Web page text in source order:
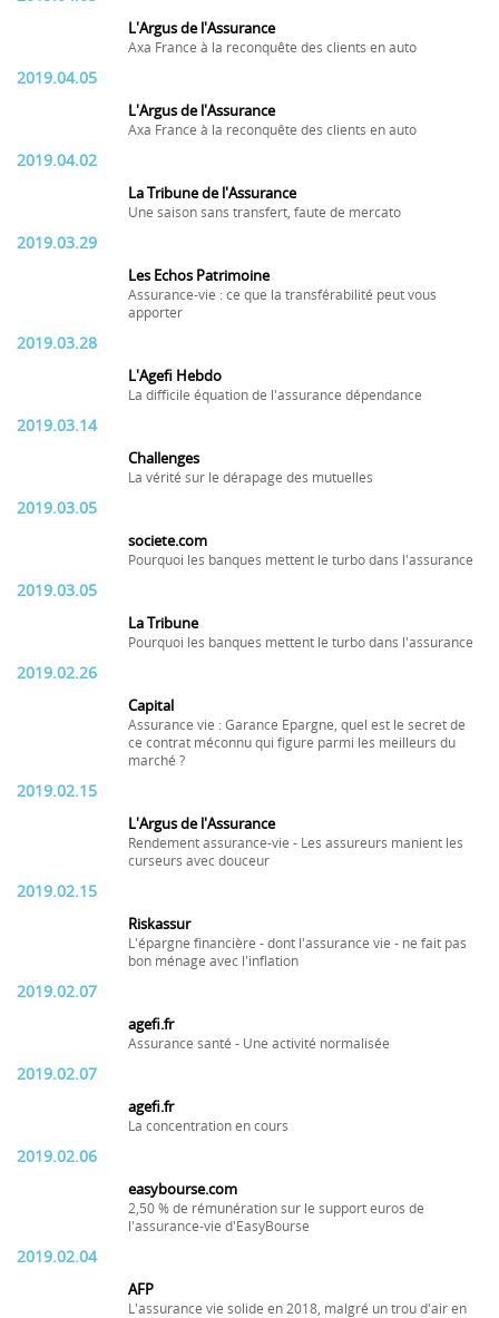
L'Argus de l'Assurance
Axa France à la reconquête des clients en auto
2019.04.05
L'Argus de l'Assurance
Axa France à la reconquête des clients en auto
2019.04.02
La Tribune de l'Assurance
Une saison sans transfert, faute de mercato
2019.03.29
Les Echos Patrimoine
Assurance-vie : ce que la transférabilité peut vous
apporter
2019.03.28
L'Agefi Hebdo
La difficile équation de l'assurance dépendance
2019.03.14
Challenges
La vérité sur le dérapage des mutuelles
2019.03.05
societe.com
Pourquoi les banques mettent le turbo dans l'assurance
2019.03.05
La Tribune
Pourquoi les banques mettent le turbo dans l'assurance
2019.02.26
Capital
Assurance vie : Garance Epargne, quel est le secret de
ce contrat méconnu qui figure parmi les meilleurs du
marché ?
2019.02.15
L'Argus de l'Assurance
Rendement assurance-vie - Les assureurs manient les
curseurs avec douceur
2019.02.15
Riskassur
L'épargne financière - dont l'assurance vie - ne fait pas
bon ménage avec l'inflation
2019.02.07
agefi.fr
Assurance santé - Une activité normalisée
2019.02.07
agefi.fr
La concentration en cours
2019.02.06
easybourse.com
2,50 % de rémunération sur le support euros de
l'assurance-vie d'EasyBourse
2019.02.04
AFP
L'assurance vie solide en 2018, malgré un trou d'air en